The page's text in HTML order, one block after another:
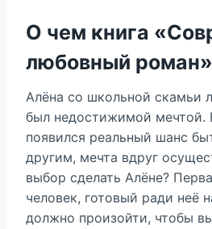
О чем книга
любовный роман»
Алёна со школьной скамьи
был недостижимой мечтой.
появился реальный шанс
другим, мечта вдруг
выбор сделать Алёне?
человек, готовый ради неё
должно произойти, чтобы